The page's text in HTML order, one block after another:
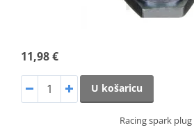
11,98 €
U košaricu
Racing spark plug